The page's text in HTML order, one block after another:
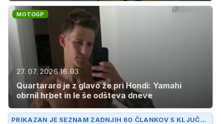
MOTOGP
27. 07. 2026 16.03
Quartararo je z glavo že pri Hondi: Yamahi
obrnil hrbet in le še odšteva dneve
PRIKAZAN JE SEZNAM ZADNJIH 60 ČLANKOV S KLJUČN